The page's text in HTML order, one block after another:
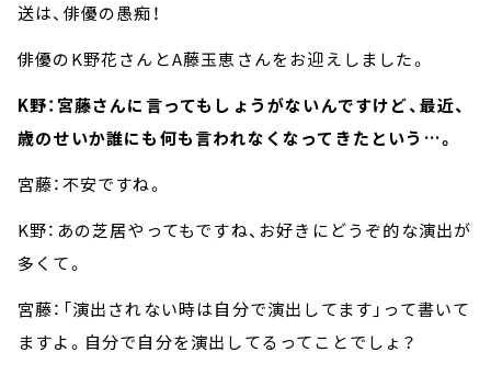
送は、俳優の愚痴！
俳優のK野花さんとA藤玉恵さんをお迎えしました。
K野：宮藤さんに言ってもしょうがないんですけど、最近、
歳のせいか誰にも何も言われなくなってきたという…。
宮藤：不安ですね。
K野：あの芝居やってもですね、お好きにどうぞ的な演出が
多くて。
宮藤：「演出されない時は自分で演出してます」って書いて
ますよ。自分で自分を演出してるってことでしょ？